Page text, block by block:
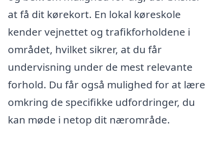
at få dit kørekort. En lokal køreskole
kender vejnettet og trafikforholdene i
området, hvilket sikrer, at du får
undervisning under de mest relevante
forhold. Du får også mulighed for at lære
omkring de specifikke udfordringer, du
kan møde i netop dit nærområde.